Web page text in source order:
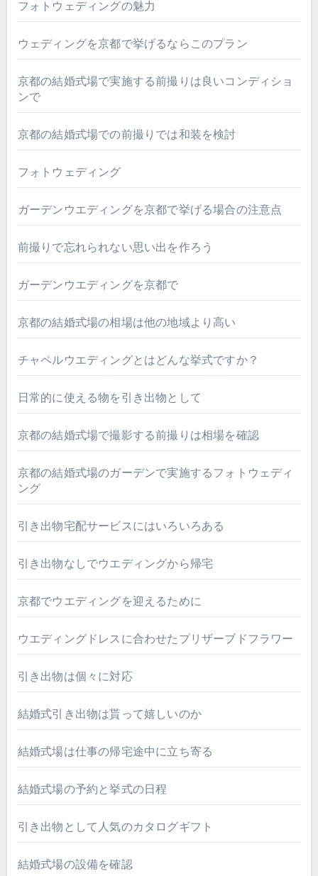
フォトウェディングの魅力
ウェディングを京都で挙げるならこのプラン
京都の結婚式場で実施する前撮りは良いコンディショ
ンで
京都の結婚式場での前撮りでは和装を検討
フォトウェディング
ガーデンウエディングを京都で挙げる場合の注意点
前撮りで忘れられない思い出を作ろう
ガーデンウエディングを京都で
京都の結婚式場の相場は他の地域より高い
チャペルウエディングとはどんな挙式ですか？
日常的に使える物を引き出物として
京都の結婚式場で撮影する前撮りは相場を確認
京都の結婚式場のガーデンで実施するフォトウェディ
ング
引き出物宅配サービスにはいろいろある
引き出物なしでウエディングから帰宅
京都でウエディングを迎えるために
ウエディングドレスに合わせたプリザーブドフラワー
引き出物は個々に対応
結婚式引き出物は貰って嬉しいのか
結婚式場は仕事の帰宅途中に立ち寄る
結婚式場の予約と挙式の日程
引き出物として人気のカタログギフト
結婚式場の設備を確認